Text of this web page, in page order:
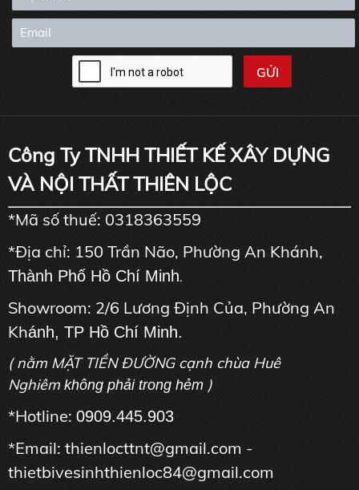
Công Ty TNHH THIẾT KẾ XÂY DỰNG
VÀ NỘI THẤT THIÊN LỘC
*Mã số thuế: 0318363559
*Địa chỉ: 150 Trần Não, Phường An Khánh,
Thành Phố Hồ Chí Minh.
Showroom: 2/6 Lương Định Của, Phường An
Khánh, TP Hồ Chí Minh.
( nằm MẶT TIỀN ĐƯỜNG cạnh chùa Huê
Nghiêm không phải trong hẻm )
*Hotline: 0909.445.903
*Email: thienlocttnt@gmail.com -
thietbivesinhthienloc84@gmail.com